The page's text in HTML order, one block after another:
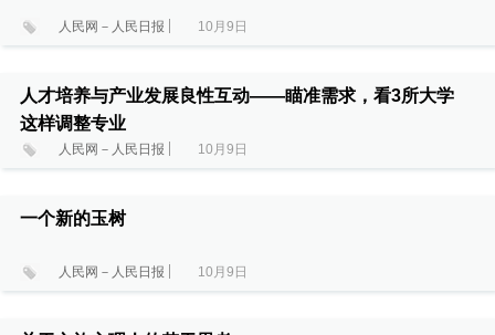
人民网－人民日报 10月9日
人才培养与产业发展良性互动——瞄准需求，看3所大学
这样调整专业
人民网－人民日报 10月9日
一个新的玉树
人民网－人民日报 10月9日